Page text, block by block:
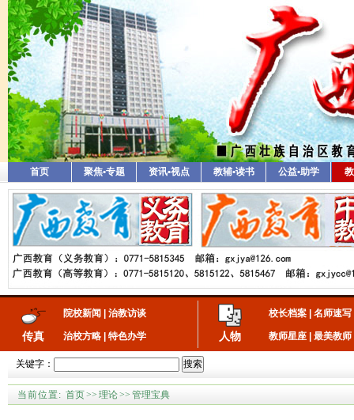
首页 聚焦•专题 资讯•视点 教辅•读书 公益•助学
传真
院校新闻 治教访谈
治校方略 特色办学 人物
校长档案 名师速写
教师星座 最美教师
关键字： 搜索
当前位置: 首页>> 理论>> 管理宝典